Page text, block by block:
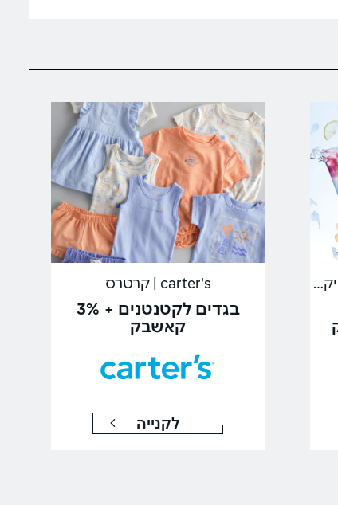
Victoria's Secret | ויקטוריה סיקרט carter's | קרטרס
בגדים לקטנטנים + 3%
קאשבק
לקנייה